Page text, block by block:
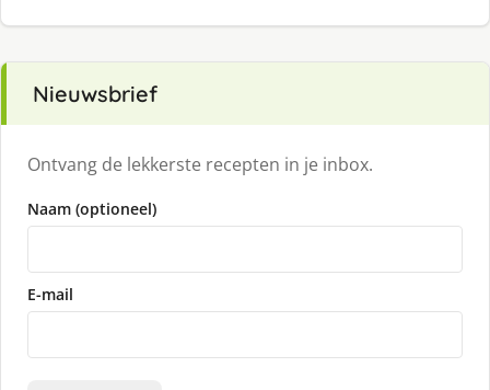
Nieuwsbrief
Ontvang de lekkerste recepten in je inbox.
Naam (optioneel)
E-mail